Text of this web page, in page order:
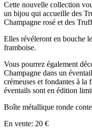
Cette nouvelle collection
un bijou qui accueille des
Champagne rosé et des
Elles révéleront en bouche
framboise.
Vous pourrez également
Champagne dans un
crémeuses et fondantes à
éventails sont en édition
Boîte métallique ronde
En vente: 20 €